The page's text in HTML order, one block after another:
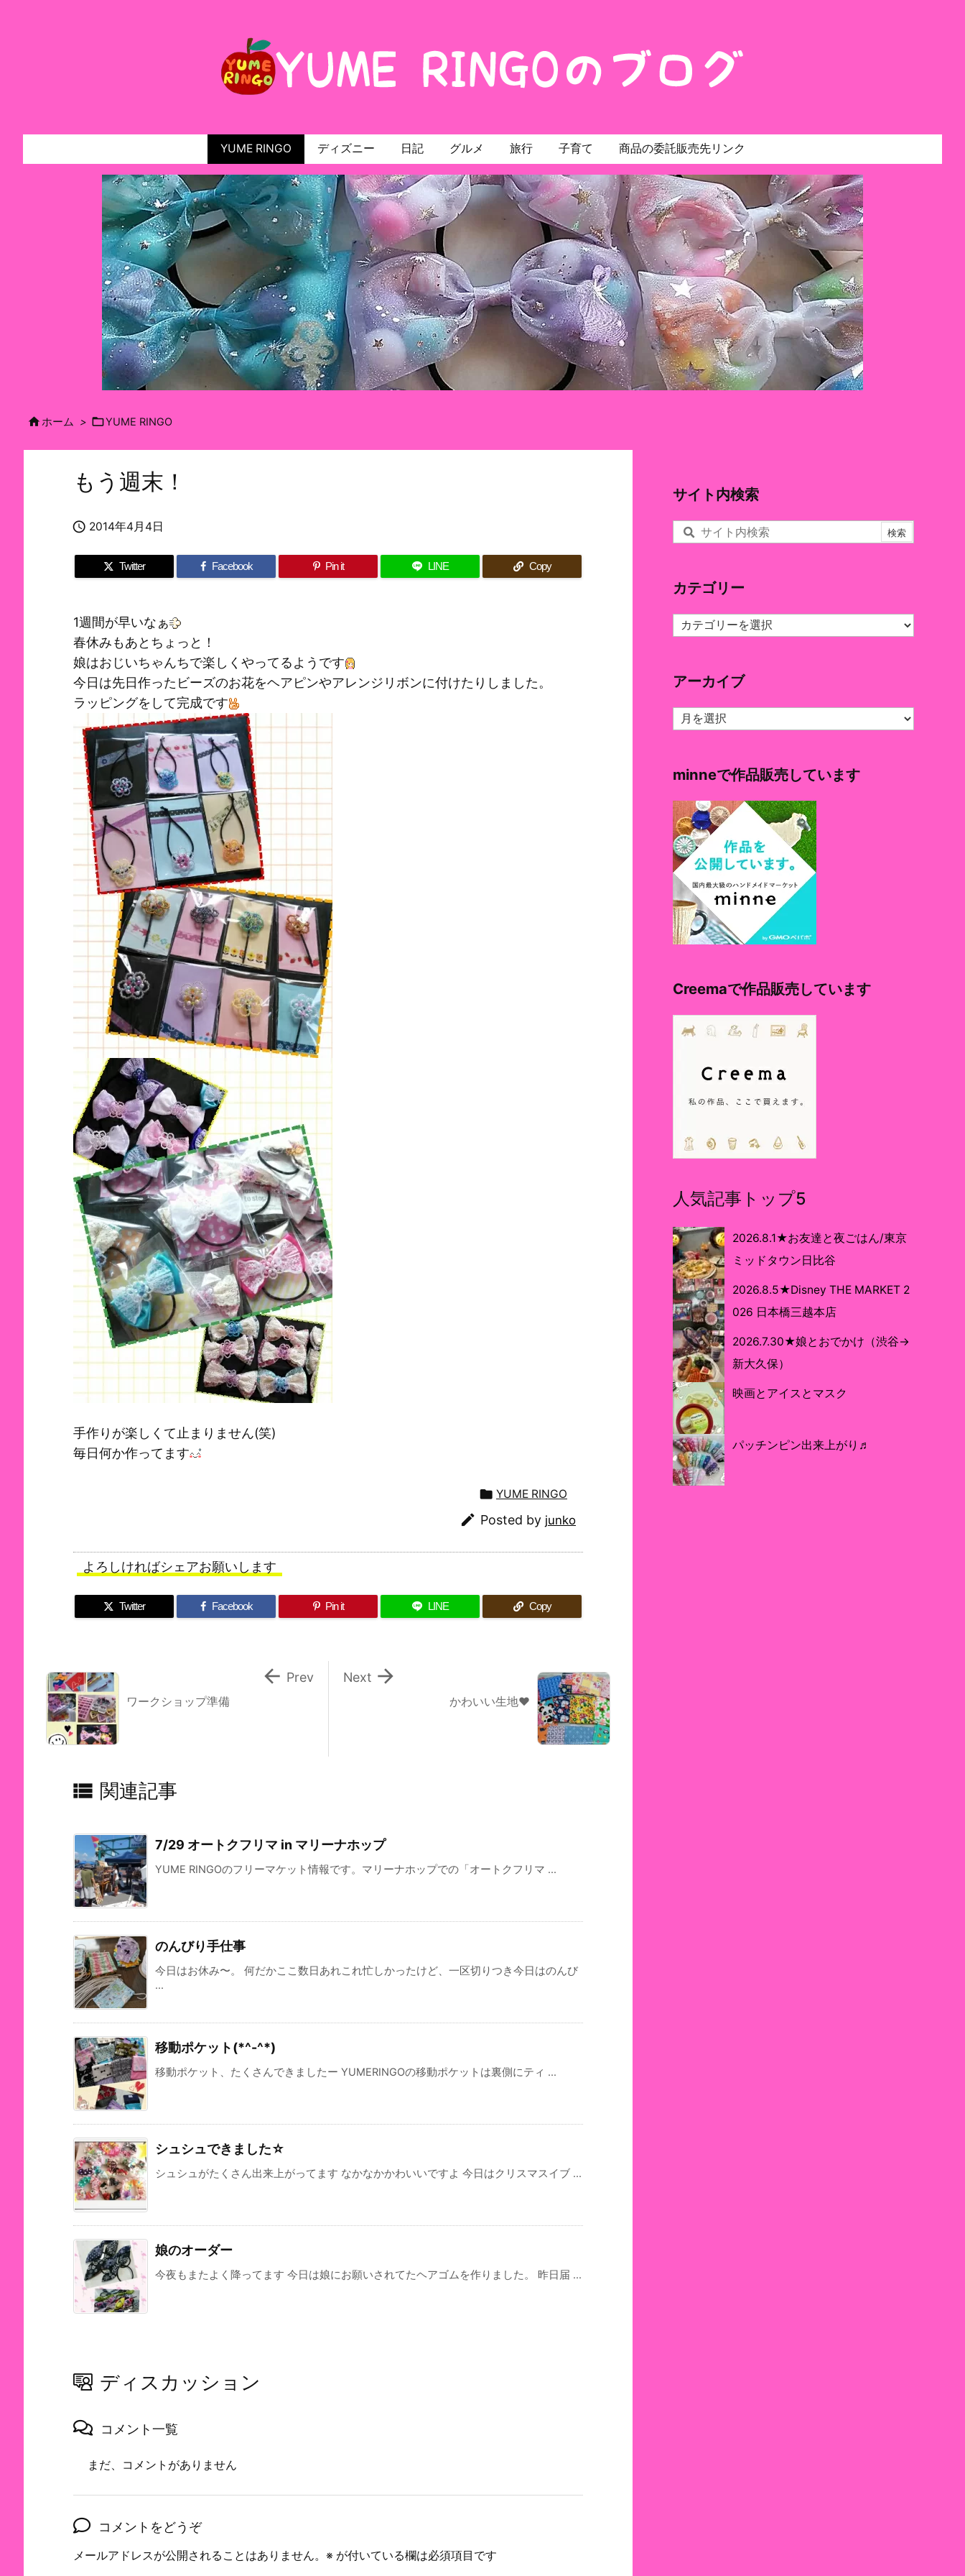
YUME RINGO ディズニー 日記 グルメ 旅行 子育て 商品の委託販売先リンク
ホーム > YUME RINGO
もう週末！
 2014年4月4日
Twitter Facebook Pin it LINE Copy
1週間が早いなぁ
春休みもあとちょっと！
娘はおじいちゃんちで楽しくやってるようです
今日は先日作ったビーズのお花をヘアピンやアレンジリボンに付けたりしました。
ラッピングをして完成です
手作りが楽しくて止まりません(笑)
毎日何か作ってます
 YUME RINGO
 Posted by junko
よろしければシェアお願いします
Twitter Facebook Pin it LINE Copy
かわいい生地♥

Next
ワークショップ準備
 Prev
 関連記事
7/29 オートクフリマ in マリーナホップ
YUME RINGOのフリーマケット情報です。マリーナホップでの「オートクフリマ ...
のんびり手仕事
今日はお休み〜。 何だかここ数日あれこれ忙しかったけど、一区切りつき今日はのんび
...
移動ポケット(*^-^*)
移動ポケット、たくさんできましたー YUMERINGOの移動ポケットは裏側にティ ...
シュシュできました☆
シュシュがたくさん出来上がってます なかなかかわいいですよ 今日はクリスマスイブ ...
娘のオーダー
今夜もまたよく降ってます 今日は娘にお願いされてたヘアゴムを作りました。 昨日届 ...
ディスカッション
コメント一覧
まだ、コメントがありません
コメントをどうぞ
メールアドレスが公開されることはありません。 ※ が付いている欄は必須項目です
サイト内検索
カテゴリー
カ
テ
ー
アーカイブ
ア
ー
ブ
minneで作品販売しています
Creemaで作品販売しています
人気記事トップ5
2026.8.1★お友達と夜ごはん/東京
ミッドタウン日比谷
2026.8.5★Disney THE MARKET 2
026 日本橋三越本店
2026.7.30★娘とおでかけ（渋谷→
新大久保）
映画とアイスとマスク
パッチンピン出来上がり♬